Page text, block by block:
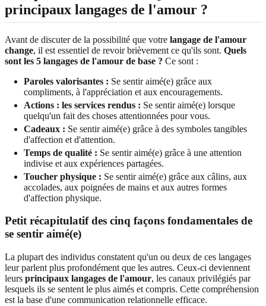
principaux langages de l'amour ?
Avant de discuter de la possibilité que votre langage de l'amour
change, il est essentiel de revoir brièvement ce qu'ils sont. Quels
sont les 5 langages de l'amour de base ? Ce sont :
Paroles valorisantes : Se sentir aimé(e) grâce aux
compliments, à l'appréciation et aux encouragements.
Actions : les services rendus : Se sentir aimé(e) lorsque
quelqu'un fait des choses attentionnées pour vous.
Cadeaux : Se sentir aimé(e) grâce à des symboles tangibles
d'affection et d'attention.
Temps de qualité : Se sentir aimé(e) grâce à une attention
indivise et aux expériences partagées.
Toucher physique : Se sentir aimé(e) grâce aux câlins, aux
accolades, aux poignées de mains et aux autres formes
d'affection physique.
Petit récapitulatif des cinq façons fondamentales de
se sentir aimé(e)
La plupart des individus constatent qu'un ou deux de ces langages
leur parlent plus profondément que les autres. Ceux-ci deviennent
leurs principaux langages de l'amour, les canaux privilégiés par
lesquels ils se sentent le plus aimés et compris. Cette compréhension
est la base d'une communication relationnelle efficace.